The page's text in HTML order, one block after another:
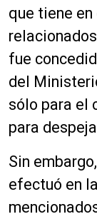
que tiene
fue
del
sólo para el
para
Sin
efectuó en